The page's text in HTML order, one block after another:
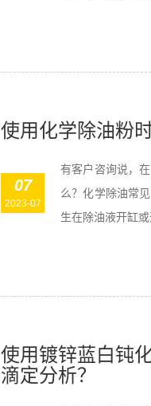
使用化学除油粉
07
2023-07
有客户咨询说，
么？化学除油常
生在除油液开缸
使用镀锌蓝白钝
滴定分析？